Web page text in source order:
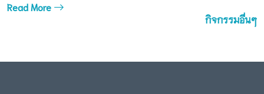
Read More
กิจกรรมอื่นๆ